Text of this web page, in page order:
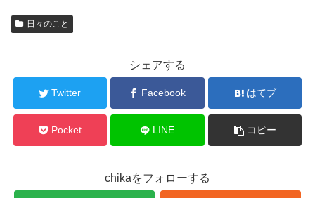
日々のこと
シェアする
Twitter Facebook はてブ
Pocket LINE コピー
chikaをフォローする